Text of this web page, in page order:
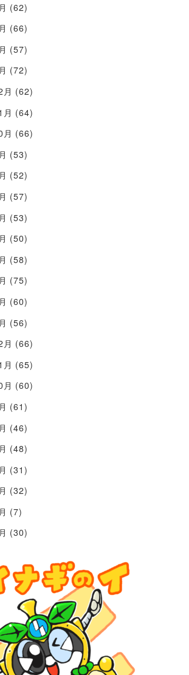
(62)
(66)
(57)
(72)
(62)
(64)
(66)
(53)
(52)
(57)
(53)
(50)
(58)
(75)
(60)
(56)
(66)
(65)
(60)
(61)
(46)
(48)
(31)
(32)
(7)
(30)